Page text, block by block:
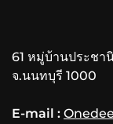
61 หมู่บ้านประชา
จ.นนทบุรี 1000
E-mail :